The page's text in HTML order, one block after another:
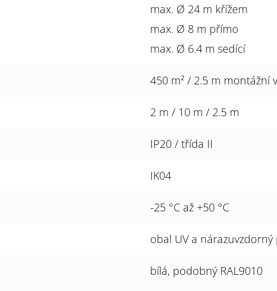
max. Ø 24 m křížem
max. Ø 8 m přímo
max. Ø 6.4 m sedící
450 m² / 2.5 m montážní
2 m / 10 m / 2.5 m
IP20 / třída II
IK04
-25 °C až +50 °C
obal UV a
bílá, podobný RAL9010